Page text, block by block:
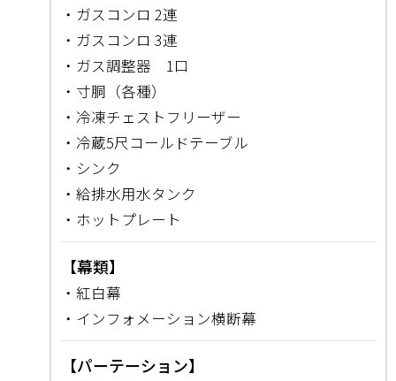
・ガスコンロ 2連
・ガスコンロ 3連
・ガス調整器 1口
・寸胴（各種）
・冷凍チェストフリーザー
・冷蔵5尺コールドテーブル
・シンク
・給排水用水タンク
・ホットプレート
【幕類】
・紅白幕
・インフォメーション横断幕
【パーテーション】